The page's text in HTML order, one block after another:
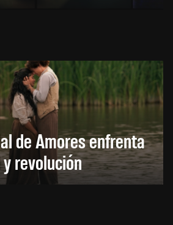
de Amores enfrenta
revolución